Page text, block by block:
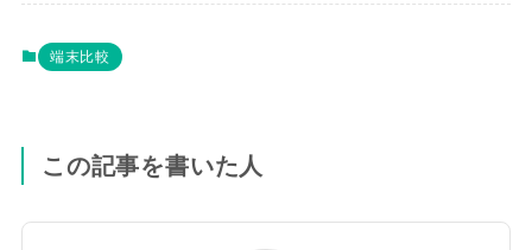
端末比較
この記事を書いた人